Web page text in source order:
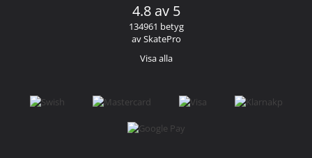
4.8 av 5
134961 betyg
av SkatePro
Visa alla